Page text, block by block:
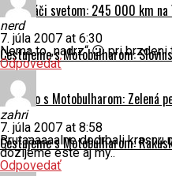
Na naháči svetom: 245 000 km
Cestujeme s Motobulharom:
Rakúsko s Motobulharom: Zelená
Cestujeme s Motobulharom:
nerd
7. júla 2007 at 6:30
Nema to „nadrz“ 😕 pri
Odpovedať
zahri
7. júla 2007 at 8:58
Brutaaaaaalne dodrbali
dozijeme este aj my..
Odpovedať